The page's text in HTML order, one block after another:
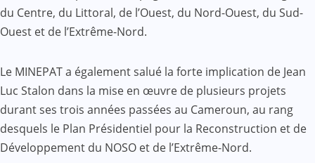
du Centre, du Littoral, de l’Ouest, du Nord-Ouest, du Sud-
Ouest et de l’Extrême-Nord.
Le MINEPAT a également salué la forte implication de Jean
Luc Stalon dans la mise en œuvre de plusieurs projets
durant ses trois années passées au Cameroun, au rang
desquels le Plan Présidentiel pour la Reconstruction et de
Développement du NOSO et de l’Extrême-Nord.